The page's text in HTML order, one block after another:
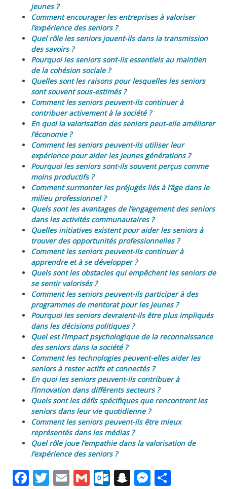
jeunes ?
Comment encourager les entreprises à valoriser
l’expérience des seniors ?
Quel rôle les seniors jouent-ils dans la transmission
des savoirs ?
Pourquoi les seniors sont-ils essentiels au maintien
de la cohésion sociale ?
Quelles sont les raisons pour lesquelles les seniors
sont souvent sous-estimés ?
Comment les seniors peuvent-ils continuer à
contribuer activement à la société ?
En quoi la valorisation des seniors peut-elle améliorer
l’économie ?
Comment les seniors peuvent-ils utiliser leur
expérience pour aider les jeunes générations ?
Pourquoi les seniors sont-ils souvent perçus comme
moins productifs ?
Comment surmonter les préjugés liés à l’âge dans le
milieu professionnel ?
Quels sont les avantages de l’engagement des seniors
dans les activités communautaires ?
Quelles initiatives existent pour aider les seniors à
trouver des opportunités professionnelles ?
Comment les seniors peuvent-ils continuer à
apprendre et à se développer ?
Quels sont les obstacles qui empêchent les seniors de
se sentir valorisés ?
Comment les seniors peuvent-ils participer à des
programmes de mentorat pour les jeunes ?
Pourquoi les seniors devraient-ils être plus impliqués
dans les décisions politiques ?
Quel est l’impact psychologique de la reconnaissance
des seniors dans la société ?
Comment les technologies peuvent-elles aider les
seniors à rester actifs et connectés ?
En quoi les seniors peuvent-ils contribuer à
l’innovation dans différents secteurs ?
Quels sont les défis spécifiques que rencontrent les
seniors dans leur vie quotidienne ?
Comment les seniors peuvent-ils être mieux
représentés dans les médias ?
Quel rôle joue l’empathie dans la valorisation de
l’expérience des seniors ?
Facebook
Twitter
EmailGmailOutlook.com
Snapchat